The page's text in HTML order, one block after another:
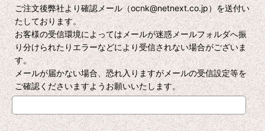
ご注文後弊社より確認メール（ocnk@netnext.co.jp）を送付い
たしております。
お客様の受信環境によってはメールが迷惑メールフォルダへ振
り分けられたりエラーなどにより受信されない場合がございま
す。
メールが届かない場合、恐れ入りますがメールの受信設定等を
ご確認くださいますようお願いいたします。